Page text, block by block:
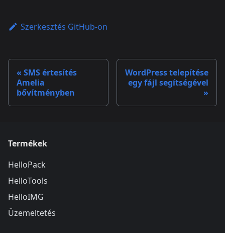
Szerkesztés GitHub-on
SMS értesítés
Amelia
bővítményben
WordPress telepítése
egy fájl segítségével
Termékek
HelloPack
HelloTools
HelloIMG
Üzemeltetés